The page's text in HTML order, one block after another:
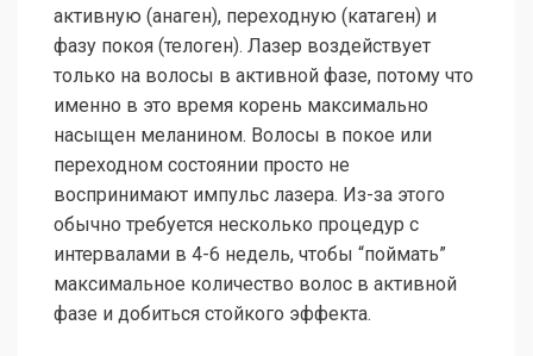
активную (анаген), переходную (катаген) и
фазу покоя (телоген). Лазер воздействует
только на волосы в активной фазе, потому что
именно в это время корень максимально
насыщен меланином. Волосы в покое или
переходном состоянии просто не
воспринимают импульс лазера. Из-за этого
обычно требуется несколько процедур с
интервалами в 4-6 недель, чтобы “поймать”
максимальное количество волос в активной
фазе и добиться стойкого эффекта.